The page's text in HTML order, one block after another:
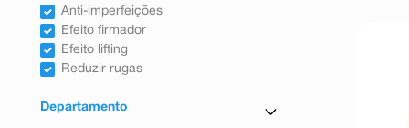
Anti-imperfeições
Efeito firmador
Efeito lifting
Reduzir rugas
Departamento